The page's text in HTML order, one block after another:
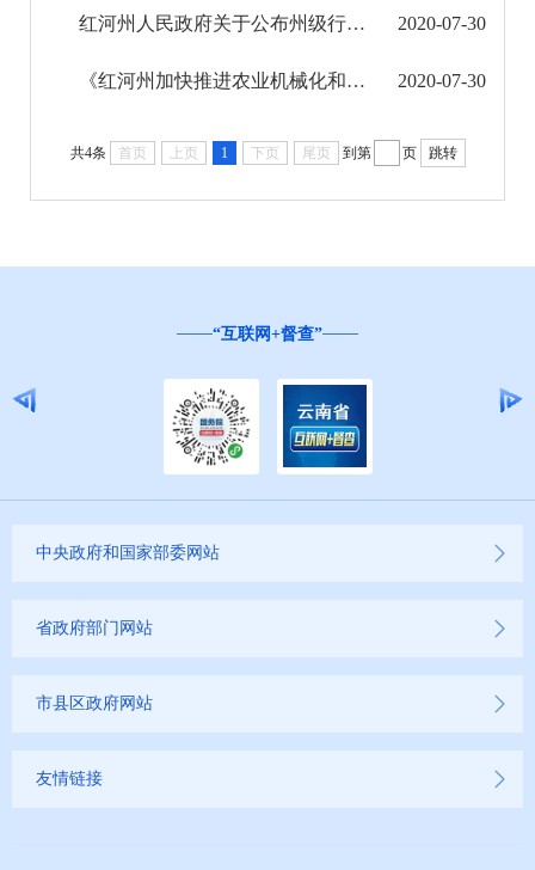
第四期
2019年
红河州人民政府关于公布州级行政规范性文件制定主体清单的通知 2020-07-30
《红河州加快推进农业机械化和农机装备转型升级实施方案》解读 2020-07-30
共4条 首页 上页 1 下页 尾页 到第 页 跳转
“互联网+督查”
中央政府和国家部委网站
省政府部门网站
市县区政府网站
友情链接